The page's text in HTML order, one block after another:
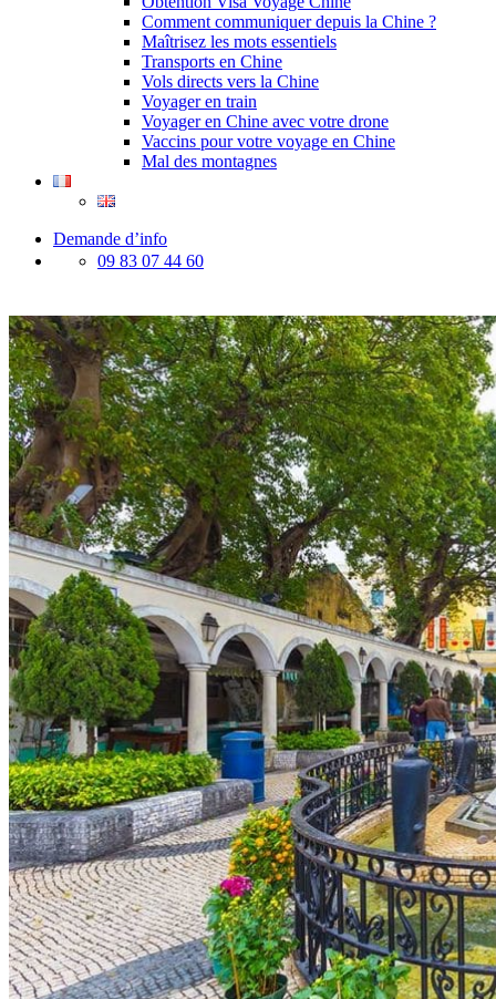
Comment communiquer depuis la Chine ?
Maîtrisez les mots essentiels
Transports en Chine
Vols directs vers la Chine
Voyager en train
Voyager en Chine avec votre drone
Vaccins pour votre voyage en Chine
Mal des montagnes
Demande d’info
09 83 07 44 60